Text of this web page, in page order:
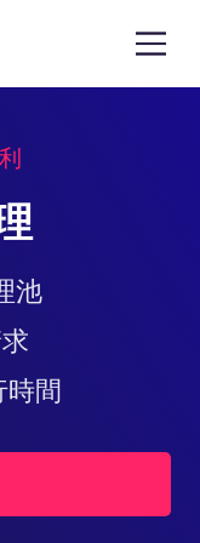
池
時間